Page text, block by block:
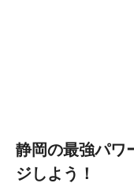
静岡の最強パワ
ジしよう！